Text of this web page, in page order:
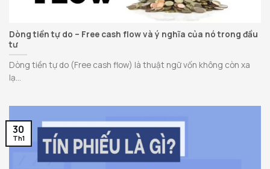
Dòng tiền tự do – Free cash flow và ý nghĩa của nó trong đầu
tư
Dòng tiền tự do (Free cash flow) là thuật ngữ vốn không còn xa
lạ...
30
Th1